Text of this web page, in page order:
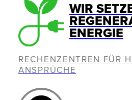
WIR
ENERGIE
RECHENZENTREN FÜR
ANSPRÜCHE